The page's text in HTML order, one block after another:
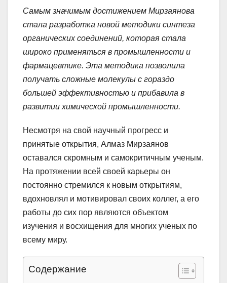
Самым значимым достижением Мирзаянова
стала разработка новой методики синтеза
органических соединений, которая стала
широко применяться в промышленности и
фармацевтике. Эта методика позволила
получать сложные молекулы с гораздо
большей эффективностью и прибавила в
развитии химической промышленности.
Несмотря на свой научный прогресс и
принятые открытия, Алмаз Мирзаянов
оставался скромным и самокритичным ученым.
На протяжении всей своей карьеры он
постоянно стремился к новым открытиям,
вдохновлял и мотивировал своих коллег, а его
работы до сих пор являются объектом
изучения и восхищения для многих ученых по
всему миру.
Содержание